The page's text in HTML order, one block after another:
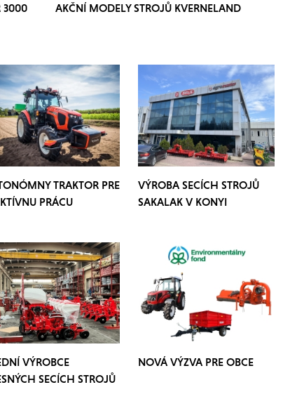
3000 AKČNÍ MODELY STROJŮ KVERNELAND
TRAKTOR PRE
PRÁCU
VÝROBA SECÍCH STROJŮ
SAKALAK V KONYI
VÝROBCE
SECÍCH STROJŮ
NOVÁ VÝZVA PRE OBCE